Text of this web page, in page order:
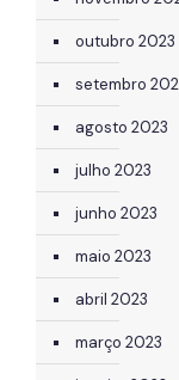
outubro 2023
setembro
agosto 2023
julho 2023
junho 2023
maio 2023
abril 2023
março 2023